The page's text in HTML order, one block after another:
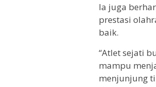
Ia juga
prestasi
baik.
“Atlet sejati
mampu
menjunjung